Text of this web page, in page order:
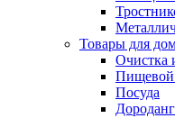
Товары для
Очистка
Пищевой
Посуда